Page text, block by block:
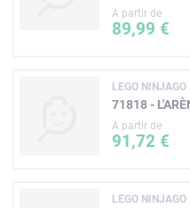
A partir de
89,99 €
LEGO NINJAGO
71818 -
A partir de
91,72 €
LEGO NINJAGO